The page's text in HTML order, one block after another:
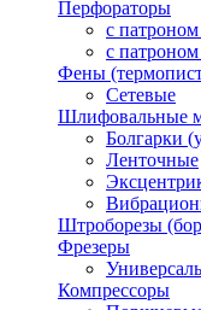
Перфораторы
с
с
Фены
Сетевые
Шлифовальные
Болгарки
Ленточные
Штроборезы
Фрезеры
Компрессоры